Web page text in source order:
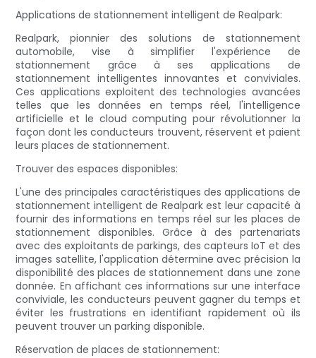
Applications de stationnement intelligent de Realpark:
Realpark, pionnier des solutions de stationnement
automobile, vise à simplifier l'expérience de
stationnement grâce à ses applications de
stationnement intelligentes innovantes et conviviales.
Ces applications exploitent des technologies avancées
telles que les données en temps réel, l'intelligence
artificielle et le cloud computing pour révolutionner la
façon dont les conducteurs trouvent, réservent et paient
leurs places de stationnement.
Trouver des espaces disponibles:
L'une des principales caractéristiques des applications de
stationnement intelligent de Realpark est leur capacité à
fournir des informations en temps réel sur les places de
stationnement disponibles. Grâce à des partenariats
avec des exploitants de parkings, des capteurs IoT et des
images satellite, l'application détermine avec précision la
disponibilité des places de stationnement dans une zone
donnée. En affichant ces informations sur une interface
conviviale, les conducteurs peuvent gagner du temps et
éviter les frustrations en identifiant rapidement où ils
peuvent trouver un parking disponible.
Réservation de places de stationnement: